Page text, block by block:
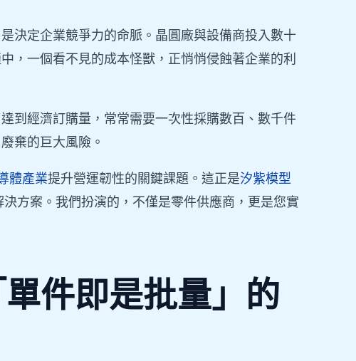
決定企業競爭力的命脈。晶圓廠與設備商投入數十
，一個看不見的成本怪獸，正悄悄侵蝕著企業的利
到經濟訂購量，常常需要一次性採購數百、數千件
棄的巨大風險。
體產業提升營運韌性的關鍵課題。這正是汐紫模型
方案。我們扮演的，不僅是零件供應商，更是您實
件即是批量」的